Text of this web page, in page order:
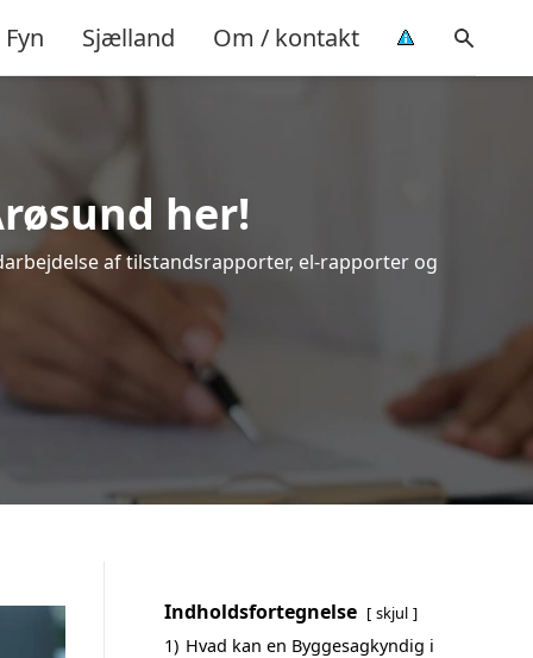
Fyn Sjælland Om / kontakt
her!
af tilstandsrapporter, el-rapporter og
Indholdsfortegnelse skjul
1) Hvad kan en Byggesagkyndig i